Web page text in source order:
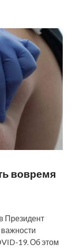
вовремя
Президент
19. Об этом